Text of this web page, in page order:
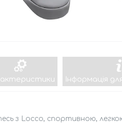
Інформація
з Locco, спортивною,